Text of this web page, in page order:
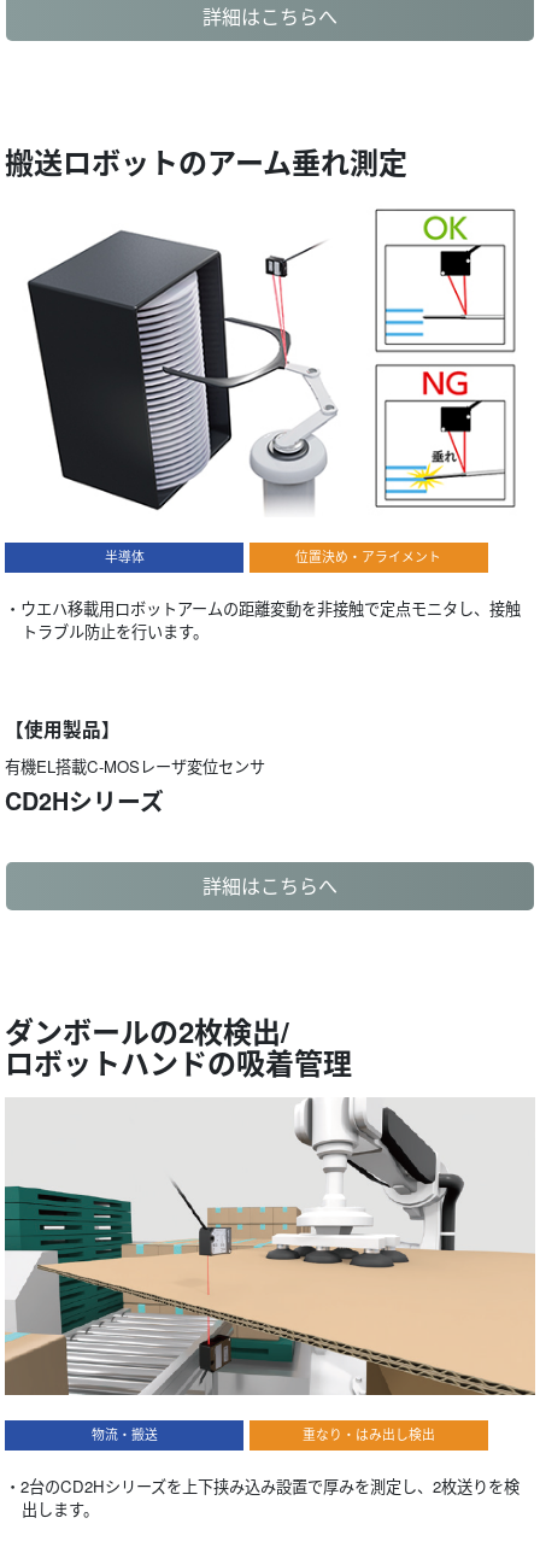
詳細はこちらへ
搬送ロボットのアーム垂れ測定
半導体 位置決め・アライメント
・ウエハ移載用ロボットアームの距離変動を非接触で定点モニタし、接触
トラブル防止を行います。
【使用製品】
有機EL搭載C-MOSレーザ変位センサ
CD2Hシリーズ
詳細はこちらへ
ダンボールの2枚検出/
ロボットハンドの吸着管理
物流・搬送 重なり・はみ出し検出
・2台のCD2Hシリーズを上下挟み込み設置で厚みを測定し、2枚送りを検
出します。